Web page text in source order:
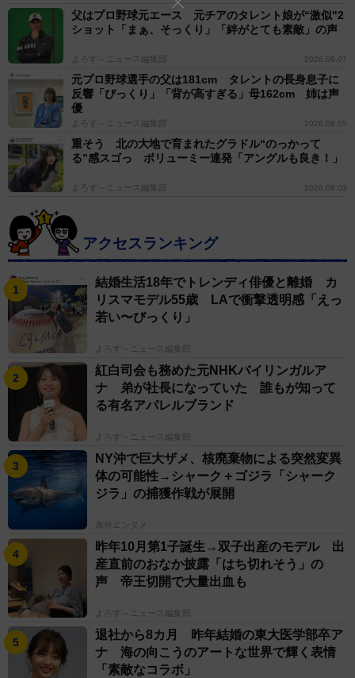
２点を要因として挙げた。同氏は「イチローの登場以
降、野球選手がアスリート志向になって、芸能方面に向
かわず、ストイックなイメージになった…という部分が
一つ。そして、音楽業界もヒット曲が出にくくなり、Ｃ
Ｄの売り上げが落ちて、配信の時代にもなり、野球選手
が音盤を出す状況が難しくなった」と分析した。
「イチロー後」の日本球界で選手の意識は変わった。
それでも、同氏は「いつの時代でも歌いたい選手はいる
はず。イチローとオリックス時代のチームメイトだった
藤井康雄はマキシシングルＣＤ『…洋子，９９』を出し
ています。ストイックなイチローに対し、実家がカラオ
ケ喫茶という藤井さんは『歌いたい選手』が健在である
ことを示した。日本ハムにいたダルビッシュ有や大谷翔
平にも、ひと昔なら、レコード会社からオファーがあっ
たはず。結婚された大谷選手にはぜひ、落合博満（ロッ
テ）と信子夫人のデュエット曲『そんな２人のラブソン
グ』をカバーしてもらいたいです」と夢を描いた。
ちなみに「そんな２人のラブソング」の発売は８６
年。くしくも、冒頭で触れた「不適切にもほどがあ
る！」において、現在にタイムスリップする体育教師
（阿部サダヲ）の起点となる年だ。今ではありえない世
超一流選手が妻と一緒に歌手デビューしたという事実が
あった。
今の時代、大谷夫妻のデュエット曲など間違っても考
中古レコード店などでコツコツと収集した７５６枚もの
野球音盤のジャケットやデータが詰まった労作を開いて
父はプロ野球元エース 元チアのタレント娘が“激似"2
ショット「まぁ、そっくり」「絆がとても素敵」の声
よろず～ニュース編集部 2026.08.07
元プロ野球選手の父は181cm タレントの長身息子に
反響「びっくり」「背が高すぎる」母162cm 姉は声
優
よろず～ニュース編集部 2026.08.05
重そう 北の大地で育まれたグラドル“のっかって
る”感スゴっ ボリューミー連発「アングルも良き！」
よろず～ニュース編集部 2026.08.03
アクセスランキング
結婚生活18年でトレンディ俳優と離婚 カ
リスマモデル55歳 LAで衝撃透明感「えっ
若い〜びっくり」
よろず～ニュース編集部
紅白司会も務めた元NHKバイリンガルア
ナ 弟が社長になっていた 誰もが知って
る有名アパレルブランド
よろず～ニュース編集部
NY沖で巨大ザメ、核廃棄物による突然変異
体の可能性→シャーク＋ゴジラ「シャーク
ジラ」の捕獲作戦が展開
海外エンタメ
昨年10月第1子誕生→双子出産のモデル 出
産直前のおなか披露「はち切れそう」の
声 帝王切開で大量出血も
よろず～ニュース編集部
退社から8カ月 昨年結婚の東大医学部卒ア
ナ 海の向こうのアートな世界で輝く表情
「素敵なコラボ」